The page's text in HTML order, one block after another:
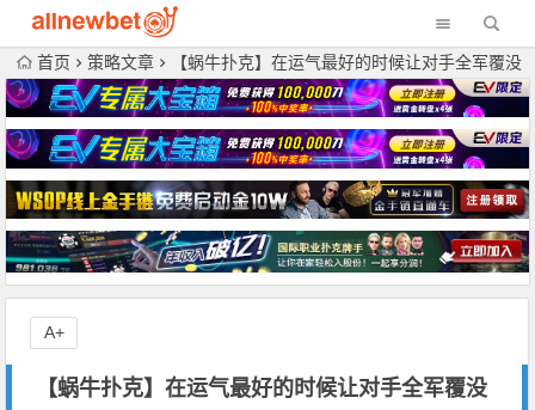
首页 策略文章 【蜗牛扑克】在运气最好的时候让对手全军覆没
【蜗牛扑克】在运气最好的时候让对手全军覆没
A+